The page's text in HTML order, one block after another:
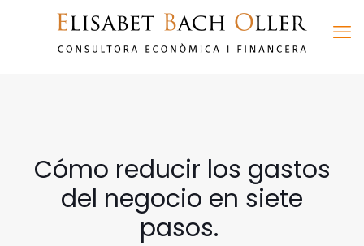
Cómo reducir los gastos
del negocio en siete
pasos.